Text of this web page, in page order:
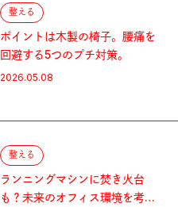
整える
ポイントは木製の椅子。腰痛を
回避する5つのプチ対策。
2026.05.08
整える
ランニングマシンに焚き火台
も？未来のオフィス環境を考え